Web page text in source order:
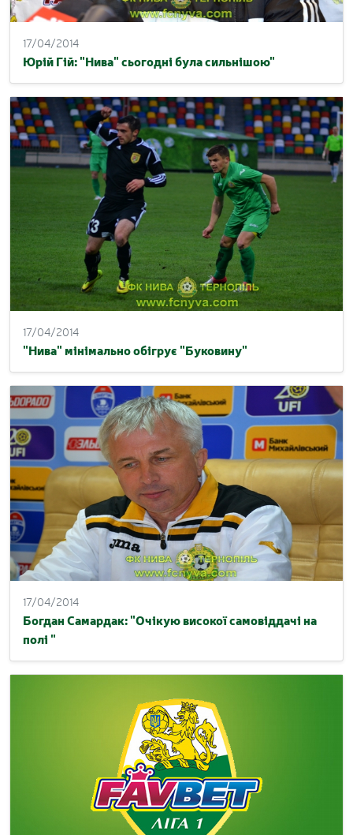
17/04/2014
Юрій Гій: "Нива" сьогодні була сильнішою"
17/04/2014
"Нива" мінімально обігрує "Буковину"
17/04/2014
Богдан Самардак: "Очікую високої самовіддачі на
полі "